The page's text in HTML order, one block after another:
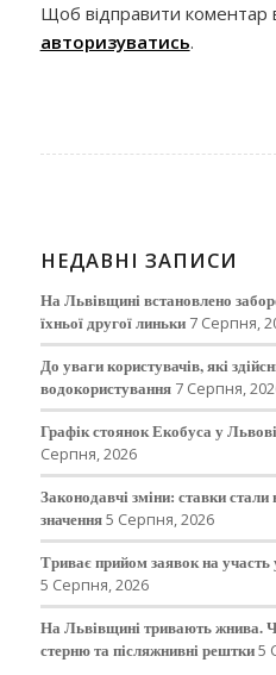
Щоб відправити коментар
авторизуватись.
НЕДАВНІ ЗАПИСИ
На Львівщині встановлено
їхньої другої линьки 7 Серпня,
До уваги користувачів, які
водокористування 7 Серпня,
Графік стоянок Екобуса у
Серпня, 2026
Законодавчі зміни: ставки
значення5 Серпня, 2026
Триває прийом заявок на
5 Серпня, 2026
На Львівщині тривають жнива.
стерню та післяжнивні рештки5